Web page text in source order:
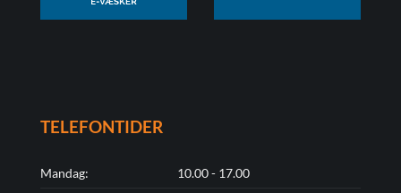
TELEFONTIDER
Mandag:
10.00 - 17.00